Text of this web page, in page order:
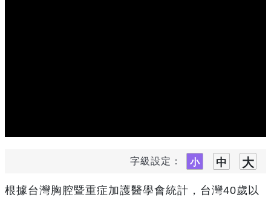
字級設定：
根據台灣胸腔暨重症加護醫學會統計，台灣40歲以